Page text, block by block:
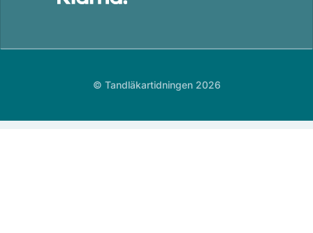
© Tandläkartidningen 2026